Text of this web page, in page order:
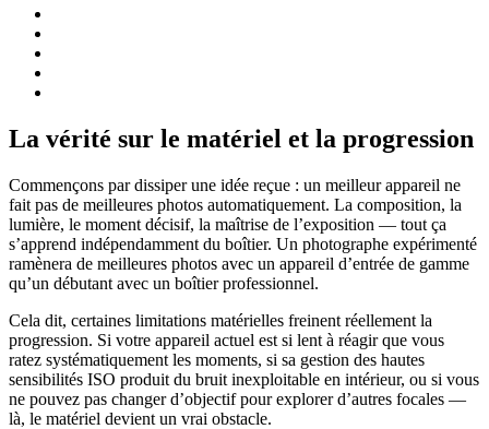
La vérité sur le matériel et la progression
Commençons par dissiper une idée reçue : un meilleur appareil ne
fait pas de meilleures photos automatiquement. La composition, la
lumière, le moment décisif, la maîtrise de l’exposition — tout ça
s’apprend indépendamment du boîtier. Un photographe expérimenté
ramènera de meilleures photos avec un appareil d’entrée de gamme
qu’un débutant avec un boîtier professionnel.
Cela dit, certaines limitations matérielles freinent réellement la
progression. Si votre appareil actuel est si lent à réagir que vous
ratez systématiquement les moments, si sa gestion des hautes
sensibilités ISO produit du bruit inexploitable en intérieur, ou si vous
ne pouvez pas changer d’objectif pour explorer d’autres focales —
là, le matériel devient un vrai obstacle.